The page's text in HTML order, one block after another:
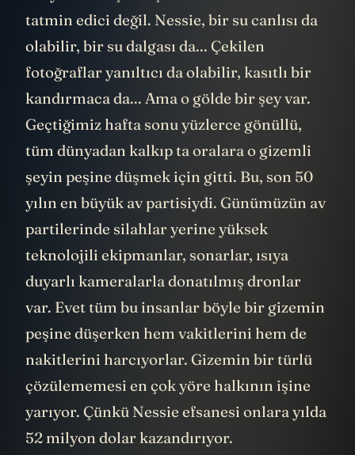
Biliyorum hiçbir açıklama tam olarak
tatmin edici değil. Nessie, bir su canlısı da
olabilir, bir su dalgası da... Çekilen
fotoğraflar yanıltıcı da olabilir, kasıtlı bir
kandırmaca da... Ama o gölde bir şey var.
Geçtiğimiz hafta sonu yüzlerce gönüllü,
tüm dünyadan kalkıp ta oralara o gizemli
şeyin peşine düşmek için gitti. Bu, son 50
yılın en büyük av partisiydi. Günümüzün av
partilerinde silahlar yerine yüksek
teknolojili ekipmanlar, sonarlar, ısıya
duyarlı kameralarla donatılmış dronlar
var. Evet tüm bu insanlar böyle bir gizemin
peşine düşerken hem vakitlerini hem de
nakitlerini harcıyorlar. Gizemin bir türlü
çözülememesi en çok yöre halkının işine
yarıyor. Çünkü Nessie efsanesi onlara yılda